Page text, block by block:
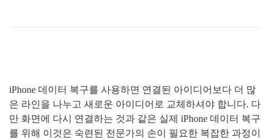
iPhone 데이터 복구를 사용하면 연결된 아이디어보다 더 많
은 라인을 나누고 새로운 아이디어로 교체하셔야 합니다. 다
만 화면에 다시 연결하는 것과 같은 실제 iPhone 데이터 복구
를 위해 이것은 숙련된 전문가의 손이 필요한 복잡한 과정이